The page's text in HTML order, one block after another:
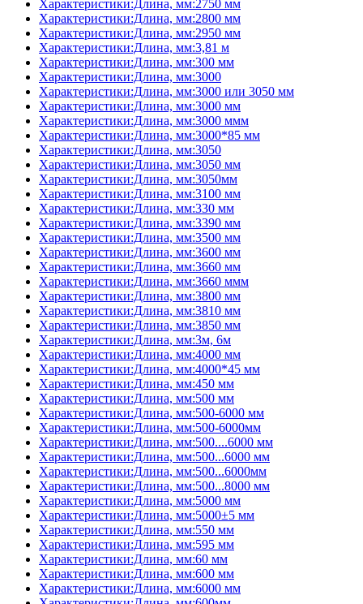
Характеристики:Длина, мм:2750 мм
Характеристики:Длина, мм:2800 мм
Характеристики:Длина, мм:2950 мм
Характеристики:Длина, мм:3,81 м
Характеристики:Длина, мм:300 мм
Характеристики:Длина, мм:3000
Характеристики:Длина, мм:3000 или 3050 мм
Характеристики:Длина, мм:3000 мм
Характеристики:Длина, мм:3000 ммм
Характеристики:Длина, мм:3000*85 мм
Характеристики:Длина, мм:3050
Характеристики:Длина, мм:3050 мм
Характеристики:Длина, мм:3050мм
Характеристики:Длина, мм:3100 мм
Характеристики:Длина, мм:330 мм
Характеристики:Длина, мм:3390 мм
Характеристики:Длина, мм:3500 мм
Характеристики:Длина, мм:3600 мм
Характеристики:Длина, мм:3660 мм
Характеристики:Длина, мм:3660 ммм
Характеристики:Длина, мм:3800 мм
Характеристики:Длина, мм:3810 мм
Характеристики:Длина, мм:3850 мм
Характеристики:Длина, мм:3м, 6м
Характеристики:Длина, мм:4000 мм
Характеристики:Длина, мм:4000*45 мм
Характеристики:Длина, мм:450 мм
Характеристики:Длина, мм:500 мм
Характеристики:Длина, мм:500-6000 мм
Характеристики:Длина, мм:500-6000мм
Характеристики:Длина, мм:500....6000 мм
Характеристики:Длина, мм:500...6000 мм
Характеристики:Длина, мм:500...6000мм
Характеристики:Длина, мм:500...8000 мм
Характеристики:Длина, мм:5000 мм
Характеристики:Длина, мм:5000±5 мм
Характеристики:Длина, мм:550 мм
Характеристики:Длина, мм:595 мм
Характеристики:Длина, мм:60 мм
Характеристики:Длина, мм:600 мм
Характеристики:Длина, мм:6000 мм